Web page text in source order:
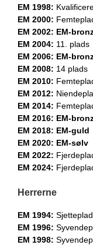
EM 1998:
EM 2000:
EM 2002: EM-
EM 2004: 11. plads
EM 2006: EM-
EM 2008: 14 plads
EM 2010:
EM 2012:
EM 2014:
EM 2016: EM-
EM 2018: EM-guld
EM 2020: EM-sølv
EM 2022:
EM 2024:
Herrerne
EM 1994:
EM 1996:
EM 1998: